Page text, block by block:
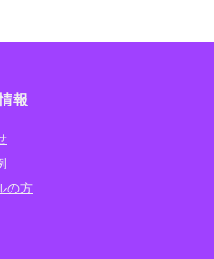
報
の方